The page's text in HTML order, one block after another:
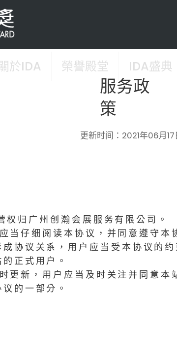
於IDA 榮譽殿堂 IDA盛典
服务政
策
更新时间：2021年06月17
归广州创瀚会展服务有限公司。
仔细阅读本协议，并同意遵守本
协议关系，用户应当受本协议的
正式用户。
新，用户应当及时关注并同意本
的一部分。